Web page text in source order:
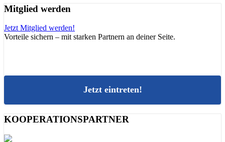
Mitglied werden
Jetzt Mitglied werden!
Vorteile sichern – mit starken Partnern an deiner Seite.
Jetzt eintreten!
KOOPERATIONSPARTNER